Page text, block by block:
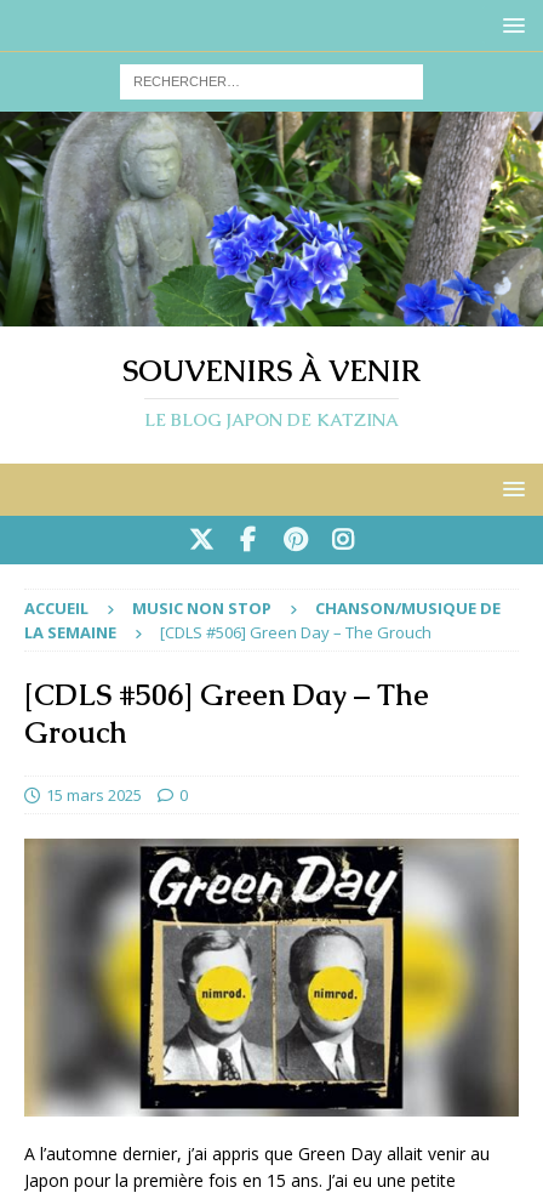
SOUVENIRS À VENIR
LE BLOG JAPON DE KATZINA
ACCUEIL MUSIC NON STOP
CHANSON/MUSIQUE DE
LA SEMAINE
[CDLS #506] Green Day – The Grouch
[CDLS #506] Green Day – The
Grouch
15 mars 2025 0
A l’automne dernier, j’ai appris que Green Day allait venir au
Japon pour la première fois en 15 ans. J’ai eu une petite